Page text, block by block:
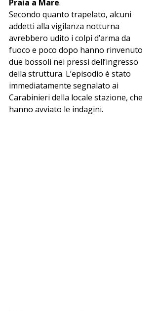
Praia a Mare.
Secondo quanto trapelato, alcuni
addetti alla vigilanza notturna
avrebbero udito i colpi d’arma da
fuoco e poco dopo hanno rinvenuto
due bossoli nei pressi dell’ingresso
della struttura. L’episodio è stato
immediatamente segnalato ai
Carabinieri della locale stazione, che
hanno avviato le indagini.